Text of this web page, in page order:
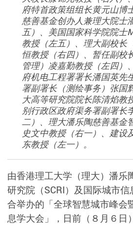
府特首政策组组长黄元山博
慈善基金创办人兼理大院士
五）、美国国家科学院院士
教授（左五）、理大副校长
恒教授（右四）、暂任副校
管理）凌嘉勤教授（左四）
府机电工程署署长潘国英先
署副署长（测绘事务）张国
大高等研究院院长陈清焰教
别行政区政府渠务署副署长
二）、理大潘乐陶慈善基金
史文中教授（右一）、建设
东教授（左一）。
由香港理工大学（理大）潘乐
研究院（SCRI）及国际城市信
合举办的「全球智慧城市峰会
息学大会」，日前（８月６日